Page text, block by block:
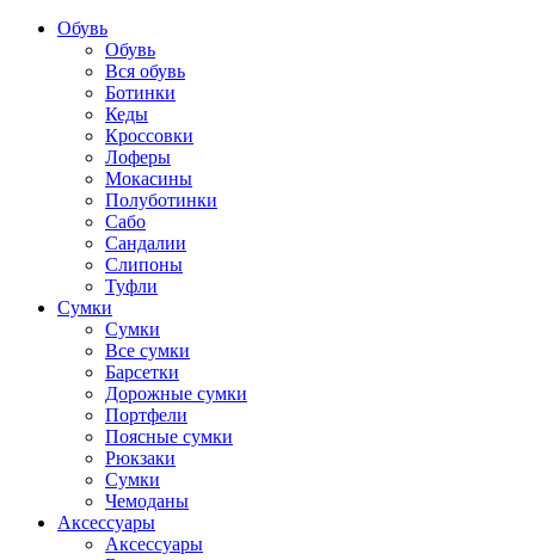
Обувь
Обувь
Вся обувь
Ботинки
Кеды
Кроссовки
Лоферы
Мокасины
Полуботинки
Сабо
Сандалии
Слипоны
Туфли
Сумки
Сумки
Все сумки
Барсетки
Дорожные сумки
Портфели
Поясные сумки
Рюкзаки
Сумки
Чемоданы
Аксессуары
Аксессуары